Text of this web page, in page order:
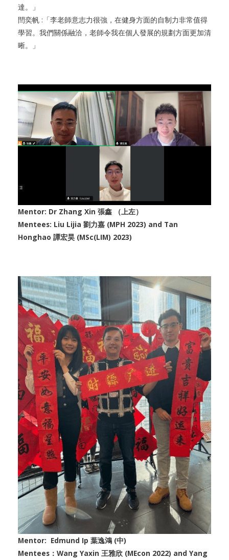
達。」
閆奕帆 :「李老師意志力很強，在健身方面的自制力非常值得
學習。我們關係融洽，老師令我在個人發展的規劃方面更加清
晰。」
Mentor: Dr Zhang Xin 張鑫 （上左）
Mentees: Liu Lijia 劉力嘉 (MPH 2023) and Tan
Honghao 譚宏昊 (MSc(LIM) 2023)
Mentor: Edmund Ip 葉逸鴻 (中)
Mentees：Wang Yaxin 王雅欣 (MEcon 2022) and Yang